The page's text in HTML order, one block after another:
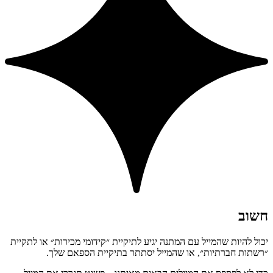
חשוב
יכול להיות שהמייל עם המתנה יגיע לתיקיית ״קידומי מכירות״ או לתקיית
״רשתות חברתיות״, או שהמייל יסתתר בתיקיית הספאם שלך.